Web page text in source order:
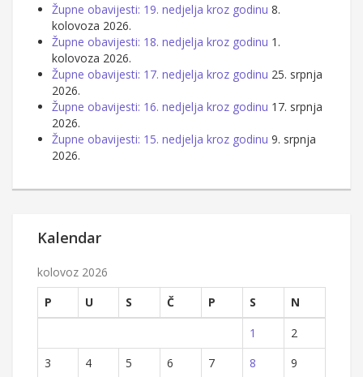
Župne obavijesti: 19. nedjelja kroz godinu 8.
kolovoza 2026.
Župne obavijesti: 18. nedjelja kroz godinu 1.
kolovoza 2026.
Župne obavijesti: 17. nedjelja kroz godinu 25. srpnja
2026.
Župne obavijesti: 16. nedjelja kroz godinu 17. srpnja
2026.
Župne obavijesti: 15. nedjelja kroz godinu 9. srpnja
2026.
Kalendar
kolovoz 2026
P
U S Č P S
N
1
2
3
4 5 6 7 8
9